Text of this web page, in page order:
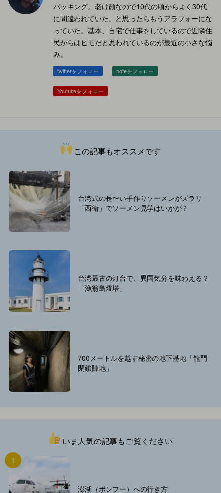
パッキング。老け顔なので10代の頃からよく30代
に間違われていた。と思ったらもうアラフォーにな
っていた。基本、自宅で仕事をしているので近隣住
民からはヒモだと思われているのが最近の小さな悩
み。
twitterをフォロー noteをフォロー
Youtubeをフォロー
この記事もオススメです
台湾式の長〜い手作りソーメンがズラリ
「西衛」でソーメン見学はいかが？
台湾最古の灯台で、異国気分を味わえる？
「漁翁島燈塔」
700メートルを越す秘密の地下基地「龍門
閉鎖陣地」
いま人気の記事もご覧ください
澎湖（ポンフー）への行き方